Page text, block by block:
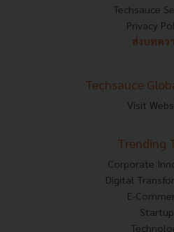
Techsauce
Privacy
ส่งบทคว
Techsauce
Visit
Trending
Corporate
Digital
E-
Startup